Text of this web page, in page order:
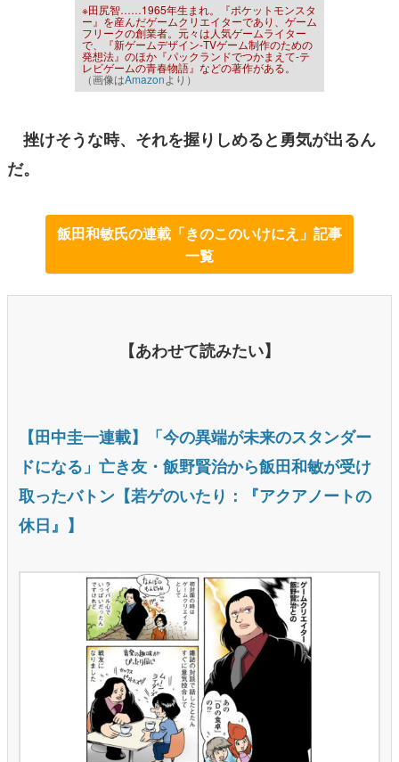
※田尻智……1965年生まれ。『ポケットモンスタ
ー』を産んだゲームクリエイターであり、ゲーム
フリークの創業者。元々は人気ゲームライター
で、『新ゲームデザイン-TVゲーム制作のための
発想法』のほか『パックランドでつかまえて-テ
レビゲームの青春物語』などの著作がある。
（画像はAmazonより）
挫けそうな時、それを握りしめると勇気が出るん
だ。
飯田和敏氏の連載「きのこのいけにえ」記事
一覧
【あわせて読みたい】
【田中圭一連載】「今の異端が未来のスタンダー
ドになる」亡き友・飯野賢治から飯田和敏が受け
取ったバトン【若ゲのいたり：『アクアノートの
休日』】